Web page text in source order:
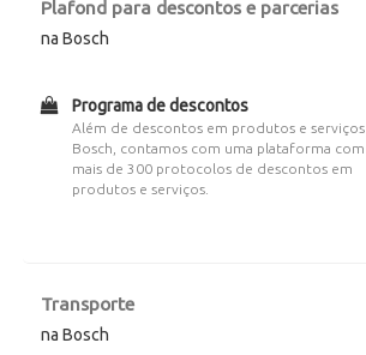
Plafond para descontos e parcerias
na Bosch
Programa de descontos
Além de descontos em produtos e serviços
Bosch, contamos com uma plataforma com
mais de 300 protocolos de descontos em
produtos e serviços.
Transporte
na Bosch